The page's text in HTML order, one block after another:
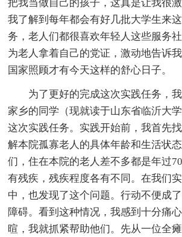
把我当做自己的孩子，这真是让我很
我了解到每年都会有好几批大学生来
务，老人们都很喜欢年轻人这些服务
为老人拿着自己的党证，激动地告诉
国家照顾才有今天这样的舒心日子。
为了更好的完成这次实践任务，
家乡的同学（现就读于山东省临沂大
这次实践任务。实践开始前，我首先
解本院孤寡老人的具体年龄和生活状
们，住在本院的老人差不多都是年过
有残疾，残疾程度各有不同。在我们
中，也发现了这个问题。行动不便成
障碍。看到这种情况，我感到十分痛
暄，我就抓紧帮助他们。先从一位全